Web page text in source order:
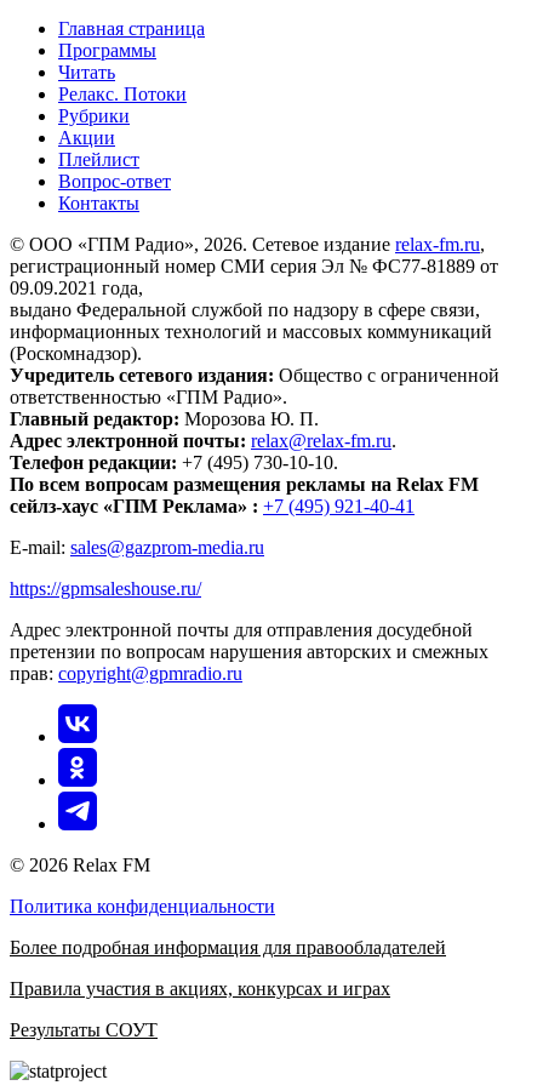
Главная страница
Программы
Читать
Релакс. Потоки
Рубрики
Акции
Плейлист
Вопрос-ответ
Контакты
© ООО «ГПМ Радио», 2026. Сетевое издание relax-fm.ru,
регистрационный номер СМИ серия Эл № ФС77-81889 от
09.09.2021 года,
выдано Федеральной службой по надзору в сфере связи,
информационных технологий и массовых коммуникаций
(Роскомнадзор).
Учредитель сетевого издания: Общество с ограниченной
ответственностью «ГПМ Радио».
Главный редактор: Морозова Ю. П.
Адрес электронной почты: relax@relax-fm.ru.
Телефон редакции: +7 (495) 730-10-10.
По всем вопросам размещения рекламы на Relax FM
сейлз-хаус «ГПМ Реклама» : +7 (495) 921-40-41
E-mail: sales@gazprom-media.ru
https://gpmsaleshouse.ru/
Адрес электронной почты для отправления досудебной
претензии по вопросам нарушения авторских и смежных
прав: copyright@gpmradio.ru
© 2026 Relax FM
Политика конфиденциальности
Более подробная информация для правообладателей
Правила участия в акциях, конкурсах и играх
Результаты СОУТ